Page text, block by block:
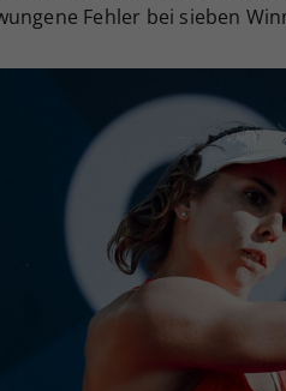
Fehler bei sieben